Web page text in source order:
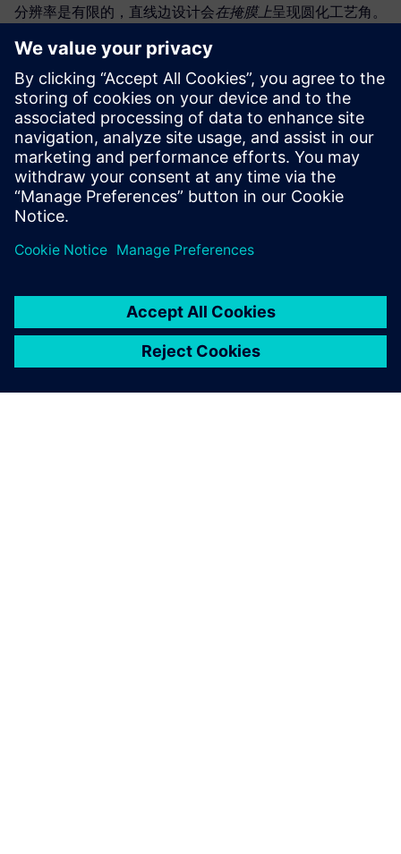
分辨率是有限的，直线边设计会在掩膜上呈现圆化工艺角。
下一代光刻工艺的曝光要求促使光刻人员探索曲线掩膜的优
势。多光束掩膜写入机 (MBMW) 的问世解决了与高顶点数
相关的掩膜写入运行时间损失，并使曲线 (CL) 掩膜的引入
更接近于现实。
行业正在全速挺进，寻求全面支持 CL 掩膜工具、数据处理
和流程。
分享